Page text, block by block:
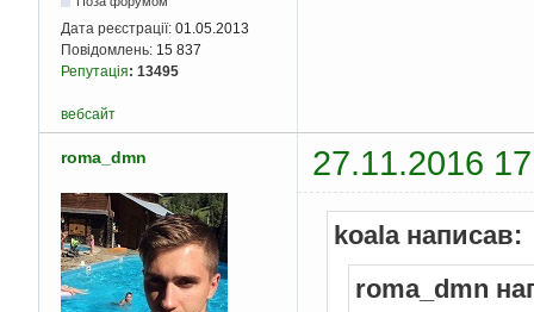
Дата реєстрації: 01.05.2013
Повідомлень: 15 837
Репутація: 13495
вебсайт
roma_dmn 27.11.2016
koala написав:
roma_dmn